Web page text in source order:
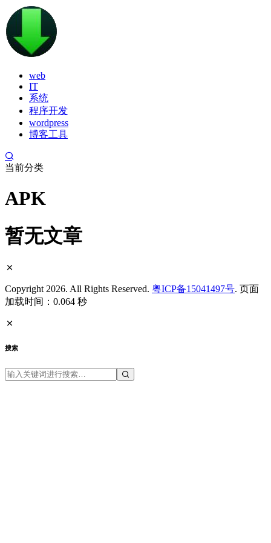
web
IT
系统
程序开发
wordpress
博客工具
当前分类
APK
暂无文章
Copyright 2026. All Rights Reserved. 粤ICP备15041497号. 页面
加载时间：0.064 秒
搜索